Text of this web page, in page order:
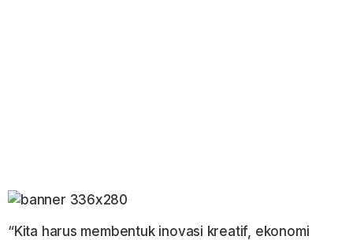
“Kita harus membentuk inovasi kreatif, ekonomi